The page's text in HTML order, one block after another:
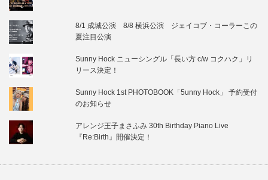
8/1 成城公演 8/8 横浜公演 ジェイコブ・コーラーこの
夏注目公演
Sunny Hock ニューシングル「長い方 c/w コクハク」リ
リース決定！
Sunny Hock 1st PHOTOBOOK「5unny Hock」 予約受付
のお知らせ
アレンジ王子まさふみ 30th Birthday Piano Live
『Re:Birth』開催決定！